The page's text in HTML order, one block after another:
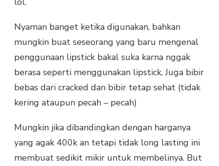
Nyaman banget ketika digunakan, bahkan
mungkin buat seseorang yang baru mengenal
penggunaan lipstick bakal suka karna nggak
berasa seperti menggunakan lipstick, Juga bibir
bebas dari cracked dan bibir tetap sehat (tidak
kering ataupun pecah – pecah)
Mungkin jika dibandingkan dengan harganya
yang agak 400k an tetapi tidak long lasting ini
membuat sedikit mikir untuk membelinya. But